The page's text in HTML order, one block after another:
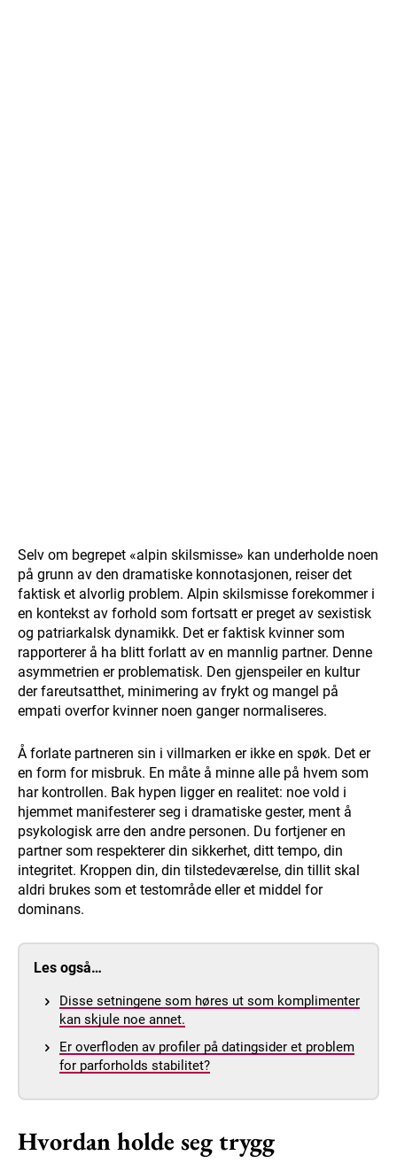
Selv om begrepet «alpin skilsmisse» kan underholde noen
på grunn av den dramatiske konnotasjonen, reiser det
faktisk et alvorlig problem. Alpin skilsmisse forekommer i
en kontekst av forhold som fortsatt er preget av sexistisk
og patriarkalsk dynamikk. Det er faktisk kvinner som
rapporterer å ha blitt forlatt av en mannlig partner. Denne
asymmetrien er problematisk. Den gjenspeiler en kultur
der fareutsatthet, minimering av frykt og mangel på
empati overfor kvinner noen ganger normaliseres.
Å forlate partneren sin i villmarken er ikke en spøk. Det er
en form for misbruk. En måte å minne alle på hvem som
har kontrollen. Bak hypen ligger en realitet: noe vold i
hjemmet manifesterer seg i dramatiske gester, ment å
psykologisk arre den andre personen. Du fortjener en
partner som respekterer din sikkerhet, ditt tempo, din
integritet. Kroppen din, din tilstedeværelse, din tillit skal
aldri brukes som et testområde eller et middel for
dominans.
Les også…
Disse setningene som høres ut som komplimenter
kan skjule noe annet.
Er overfloden av profiler på datingsider et problem
for parforholds stabilitet?
Hvordan holde seg trygg